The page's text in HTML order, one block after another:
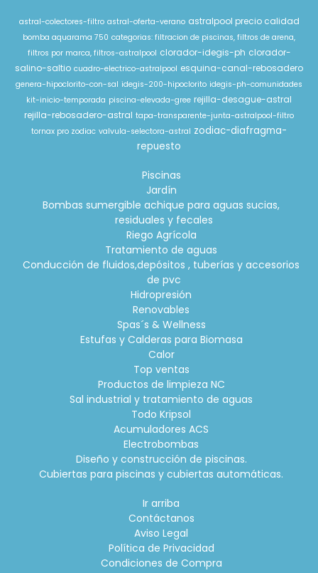
astral-colectores-filtro astral-oferta-verano astralpool precio calidad
bomba aquarama 750 categorias: filtracion de piscinas, filtros de arena,
filtros por marca, filtros-astralpool clorador-idegis-ph clorador-
salino-saltio cuadro-electrico-astralpool esquina-canal-rebosadero
genera-hipoclorito-con-sal idegis-200-hipoclorito idegis-ph-comunidades
kit-inicio-temporada piscina-elevada-gree rejilla-desague-astral
rejilla-rebosadero-astral tapa-transparente-junta-astralpool-filtro
tornax pro zodiac valvula-selectora-astral zodiac-diafragma-
repuesto
Piscinas
Jardín
Bombas sumergible achique para aguas sucias,
residuales y fecales
Riego Agrícola
Tratamiento de aguas
Conducción de fluidos,depósitos , tuberías y accesorios
de pvc
Hidropresión
Renovables
Spas´s & Wellness
Estufas y Calderas para Biomasa
Calor
Top ventas
Productos de limpieza NC
Sal industrial y tratamiento de aguas
Todo Kripsol
Acumuladores ACS
Electrobombas
Diseño y construcción de piscinas.
Cubiertas para piscinas y cubiertas automáticas.
Ir arriba
Contáctanos
Aviso Legal
Política de Privacidad
Condiciones de Compra